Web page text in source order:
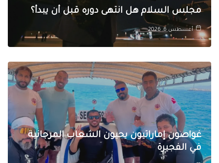
مجلس السلام هل انتهى دوره قبل أن يبدأ؟
أغسطس 6, 2026
غواصون إماراتيون يحيون الشعاب المرجانية
في الفجيرة